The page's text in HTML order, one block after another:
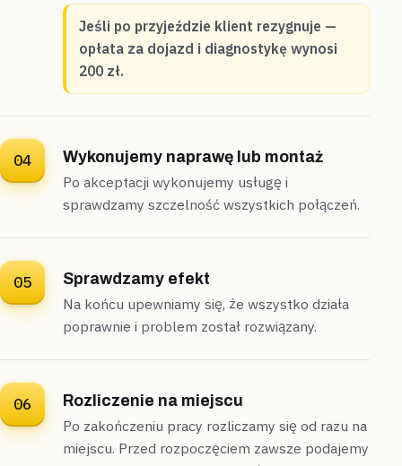
Jeśli po przyjeździe klient rezygnuje —
opłata za dojazd i diagnostykę wynosi
200 zł.
04
Wykonujemy naprawę lub montaż
Po akceptacji wykonujemy usługę i
sprawdzamy szczelność wszystkich połączeń.
05
Sprawdzamy efekt
Na końcu upewniamy się, że wszystko działa
poprawnie i problem został rozwiązany.
06
Rozliczenie na miejscu
Po zakończeniu pracy rozliczamy się od razu na
miejscu. Przed rozpoczęciem zawsze podajemy